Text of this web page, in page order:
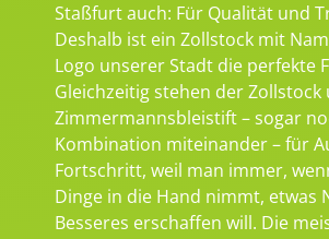
Staßfurt auch: Für Qualität und
Deshalb ist ein Zollstock mit
Logo unserer Stadt die perfekte
Gleichzeitig stehen der Zollstock
Zimmermannsbleistift – sogar
Kombination miteinander – für
Fortschritt, weil man immer,
Dinge in die Hand nimmt, etwas
Besseres erschaffen will. Die